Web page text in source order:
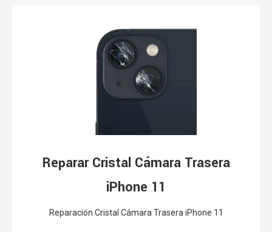
Reparar Cristal Cámara Trasera
iPhone 11
Reparación Cristal Cámara Trasera iPhone 11